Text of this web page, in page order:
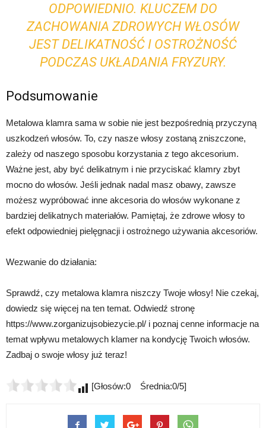
ODPOWIEDNIO. KLUCZEM DO
ZACHOWANIA ZDROWYCH WŁOSÓW
JEST DELIKATNOŚĆ I OSTROŻNOŚĆ
PODCZAS UKŁADANIA FRYZURY.
Podsumowanie
Metalowa klamra sama w sobie nie jest bezpośrednią przyczyną
uszkodzeń włosów. To, czy nasze włosy zostaną zniszczone,
zależy od naszego sposobu korzystania z tego akcesorium.
Ważne jest, aby być delikatnym i nie przyciskać klamry zbyt
mocno do włosów. Jeśli jednak nadal masz obawy, zawsze
możesz wypróbować inne akcesoria do włosów wykonane z
bardziej delikatnych materiałów. Pamiętaj, że zdrowe włosy to
efekt odpowiedniej pielęgnacji i ostrożnego używania akcesoriów.
Wezwanie do działania:
Sprawdź, czy metalowa klamra niszczy Twoje włosy! Nie czekaj,
dowiedz się więcej na ten temat. Odwiedź stronę
https://www.zorganizujsobiezycie.pl/ i poznaj cenne informacje na
temat wpływu metalowych klamer na kondycję Twoich włosów.
Zadbaj o swoje włosy już teraz!
[Głosów:0 Średnia:0/5]